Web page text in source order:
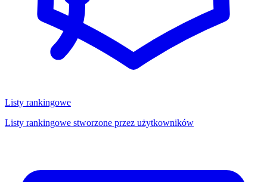
Listy rankingowe
Listy rankingowe stworzone przez użytkowników